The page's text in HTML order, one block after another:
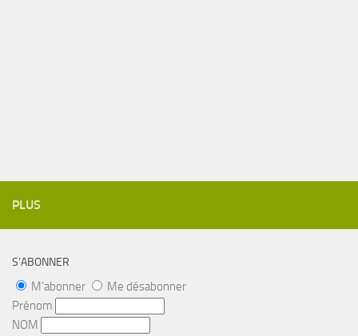
PLUS
S’ABONNER
M'abonner
Me désabonner
Prénom
NOM